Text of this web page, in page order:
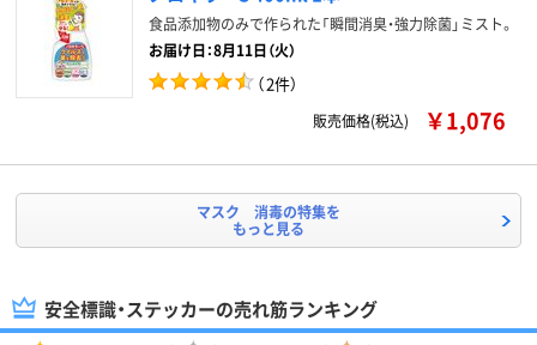
食品添加物のみで作られた「瞬間消臭・強力除菌」ミスト。
お届け日：8月11日（火）
（2件）
販売価格(税込) ￥1,076
マスク 消毒の特集を
もっと見る
安全標識・ステッカーの売れ筋ランキング